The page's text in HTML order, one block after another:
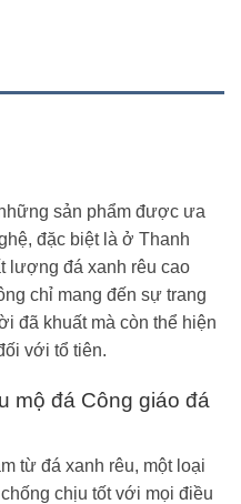
sản phẩm được ưa
đặc biệt là ở Thanh
lượng đá xanh rêu cao
chỉ mang đến sự trang
đã khuất mà còn thể hiện
với tổ tiên.
mộ đá Công giáo đá
từ đá xanh rêu, một loại
chịu tốt với mọi điều